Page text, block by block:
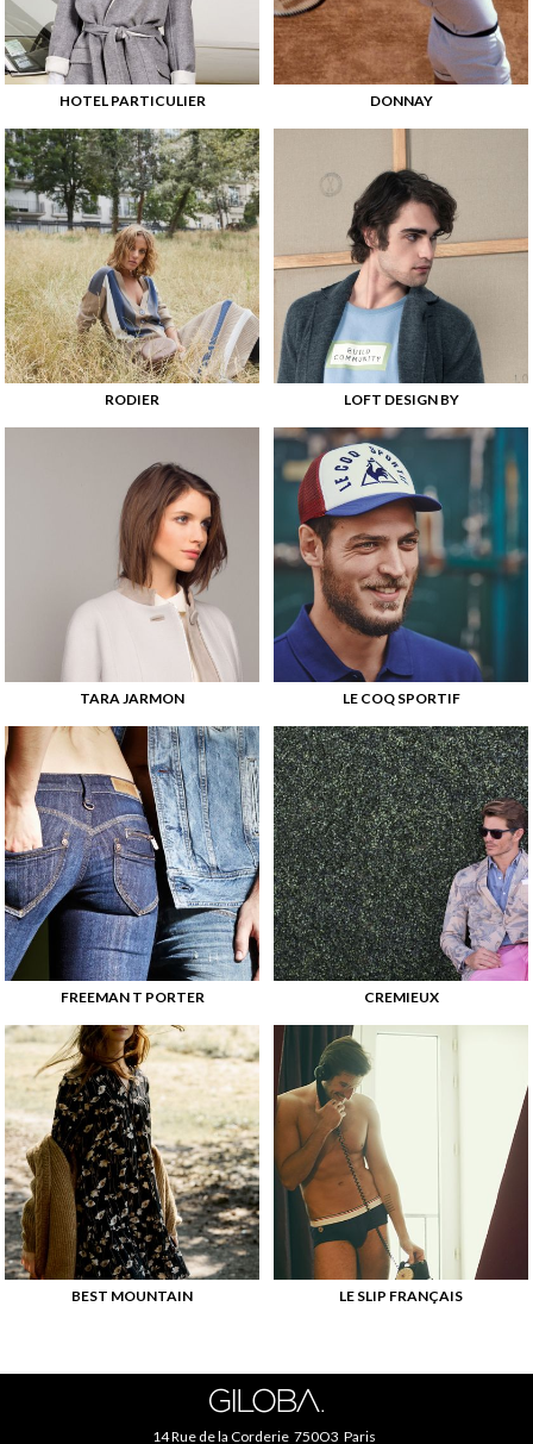
HOTEL PARTICULIER DONNAY
RODIER LOFT DESIGN BY
TARA JARMON LE COQ SPORTIF
FREEMAN T PORTER CREMIEUX
BEST MOUNTAIN LE SLIP FRANÇAIS
14 Rue de la Corderie 750O3 Paris